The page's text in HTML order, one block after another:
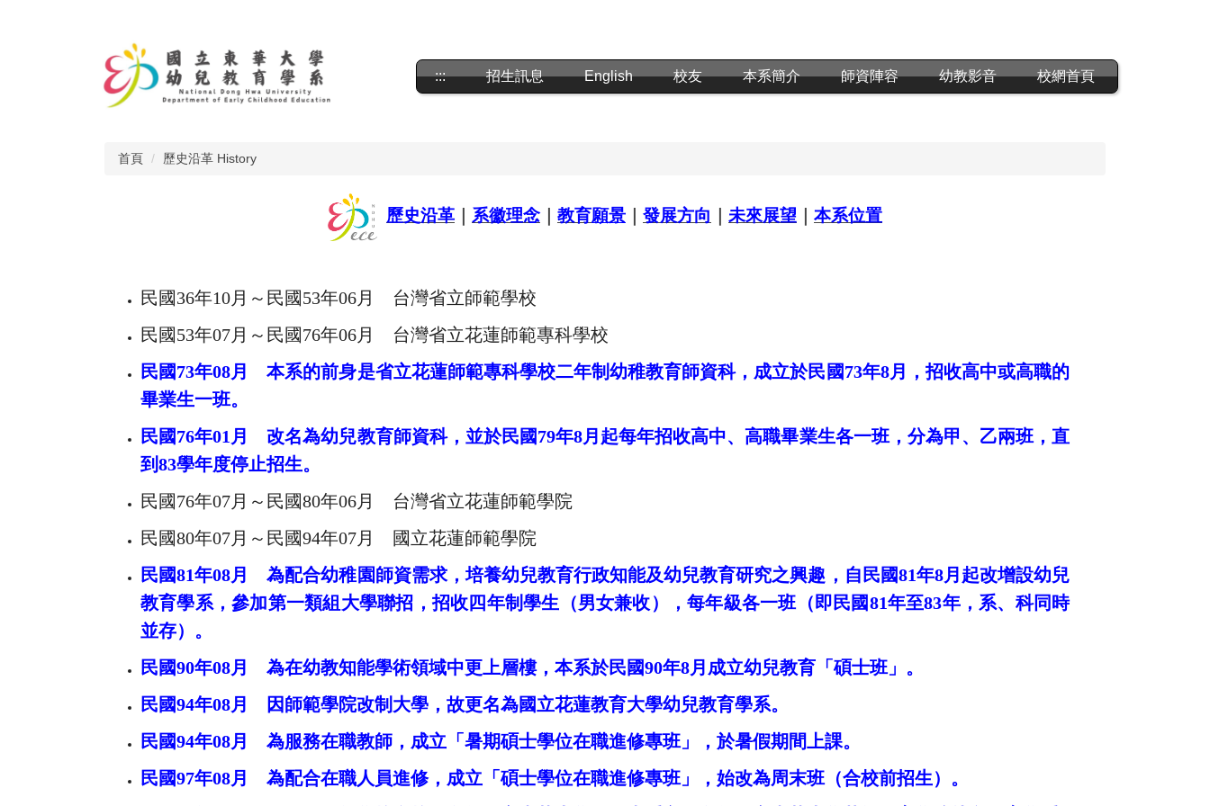
::: 招生訊息 English 校友 本系簡介 師資陣容 幼教影音 校網首頁
首頁 歷史沿革 History
歷史沿革 系徽理念｜ 教育願景 發展方向 未來展望 本系位置
民國36年10月～民國53年06月 台灣省立師範學校
民國53年07月～民國76年06月 台灣省立花蓮師範專科學校
民國73年08月 本系的前身是省立花蓮師範專科學校二年制幼稚教育師資科，成立於民國73年8月，招收高中或高職的
畢業生一班。
民國76年01 月 改名為幼兒教育師資科，並於民國79年8月起每年招收高中、高職畢業生各一班，分為甲、乙兩班，直
到83學年度停止招生。
民國76年07月～民國80年06月 台灣省立花蓮師範學院
民國80年07月～民國94年07月 國立花蓮師範學院
民國81年08月 為配合幼稚園師資需求，培養幼兒教育行政知能及幼兒教育研究之興趣，自民國81年8月起改增設幼兒
教育學系，參加第一類組大學聯招，招收四年制學生（男女兼收），每年級各一班（即民國81年至83年，系、科同時
並存）。
民國90年08月 為在幼教知能學術領域中更上層樓，本系於民國90年8月成立幼兒教育「碩士班」。
民國94年08月 因師範學院改制大學，故更名為國立花蓮教育大學幼兒教育學系。
民國94年08月 為服務在職教師， 成立「暑期碩士學位在職進修專班」，於暑假期間上課。
民國97年08月 為配合在職人員進修， 成立「碩士學位在職進修專班」，始改為周末班（合校前招生）。